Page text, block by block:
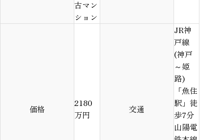
古マン
ション
価格
2180
万円
交通
JR神
戸線
(神戸
～姫
路)
「魚住
駅」徒
歩7分
山陽電